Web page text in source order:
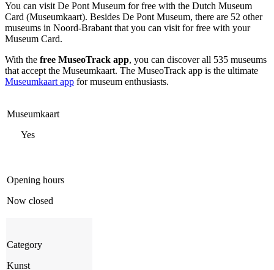
You can visit De Pont Museum for free with the Dutch Museum
Card (Museumkaart). Besides De Pont Museum, there are 52 other
museums in Noord-Brabant that you can visit for free with your
Museum Card.
With the free MuseoTrack app, you can discover all 535 museums
that accept the Museumkaart. The MuseoTrack app is the ultimate
Museumkaart app for museum enthusiasts.
Museumkaart
Yes
Opening hours
Now closed
Category
Kunst